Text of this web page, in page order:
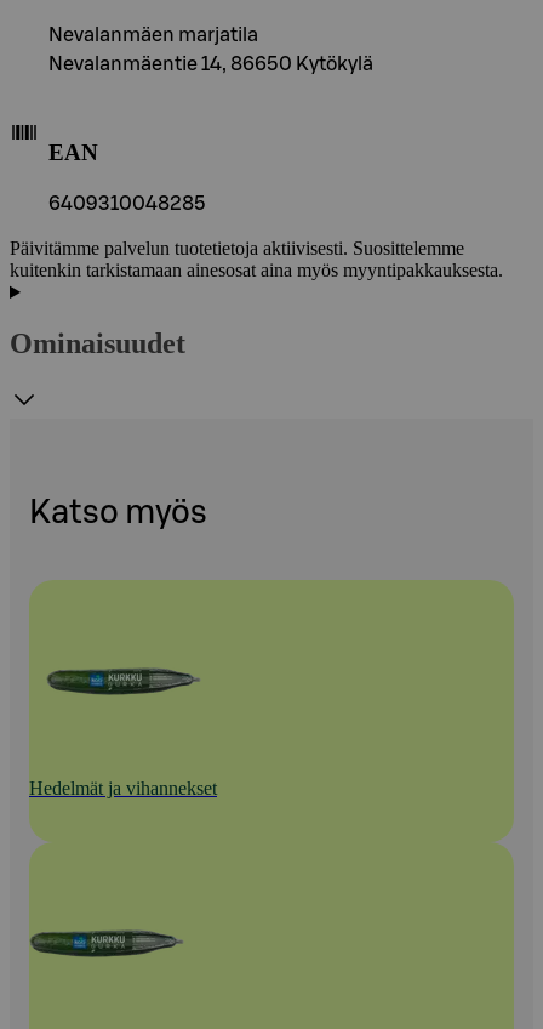
Nevalanmäen marjatila
Nevalanmäentie 14, 86650 Kytökylä
EAN
6409310048285
Päivitämme palvelun tuotetietoja aktiivisesti. Suosittelemme
kuitenkin tarkistamaan ainesosat aina myös myyntipakkauksesta.
Ominaisuudet
Katso myös
Hedelmät ja vihannekset